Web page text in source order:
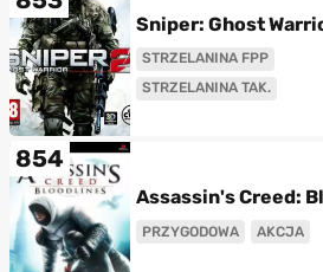
Sniper: Ghost
STRZELANINA FPP
STRZELANINA TAK.
854
Assassin's Creed:
PRZYGODOWA AKCJA